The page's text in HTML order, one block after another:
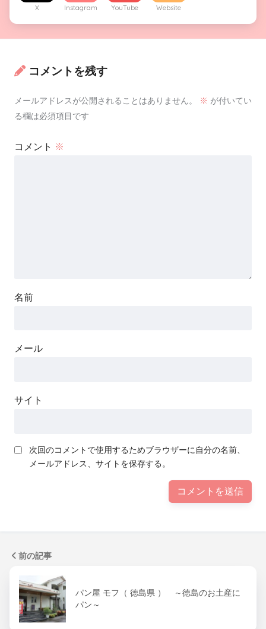
X Instagram YouTube Website
コメントを残す
メールアドレスが公開されることはありません。 ※ が付いてい
る欄は必須項目です
コメント ※
名前
メール
サイト
次回のコメントで使用するためブラウザーに自分の名前、
メールアドレス、サイトを保存する。
前の記事
パン屋 モフ（ 徳島県 ） ～徳島のお土産に
パン～